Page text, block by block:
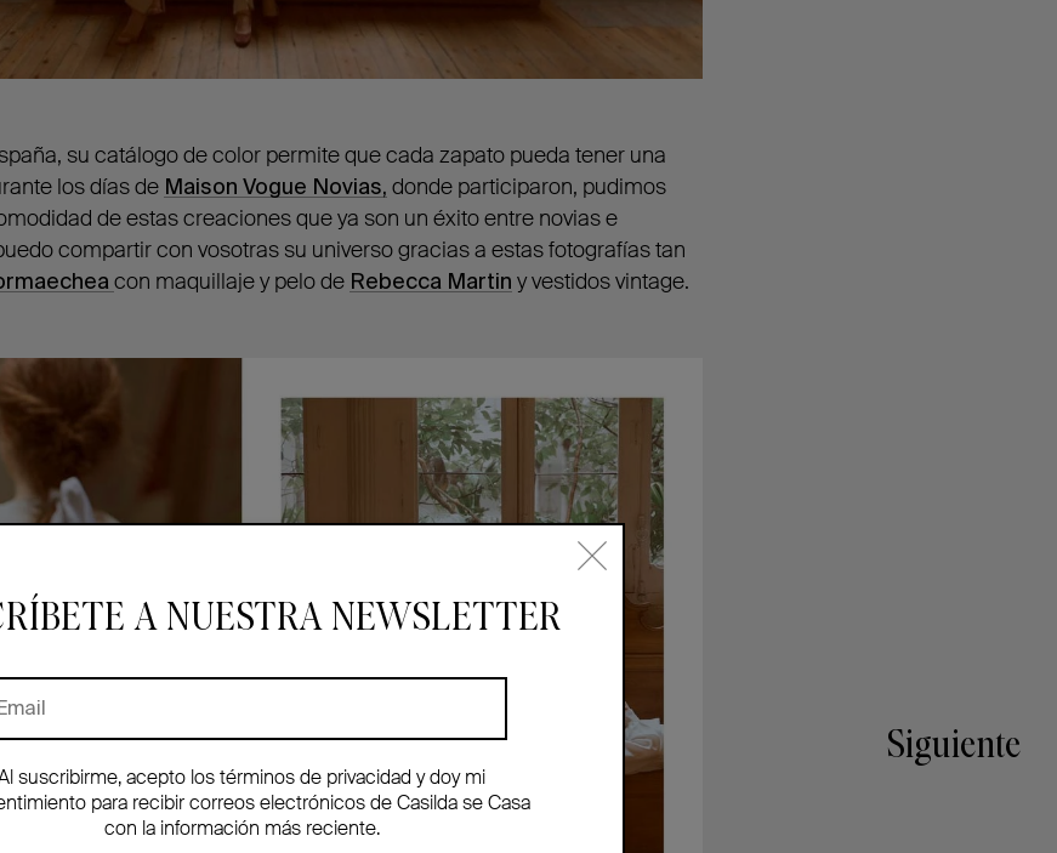
Siguiente
su catálogo de color permite que cada zapato pueda tener una
los días de Maison Vogue Novias, donde participaron, pudimos
de estas creaciones que ya son un éxito entre novias e
compartir con vosotras su universo gracias a estas fotografías tan
con maquillaje y pelo de Rebecca Martin y vestidos vintage.
A NUESTRA NEWSLETTER
suscribirme, acepto los términos de privacidad y doy mi
para recibir correos electrónicos de Casilda se Casa
con la información más reciente.